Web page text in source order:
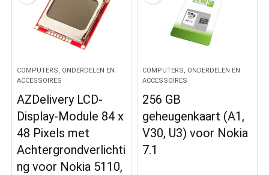
COMPUTERS, ONDERDELEN EN
ACCESSOIRES
AZDelivery LCD-
Display-Module 84 x
48 Pixels met
Achtergrondverlichti
ng voor Nokia 5110,
COMPUTERS, ONDERDELEN EN
ACCESSOIRES
256 GB
geheugenkaart (A1,
V30, U3) voor Nokia
7.1